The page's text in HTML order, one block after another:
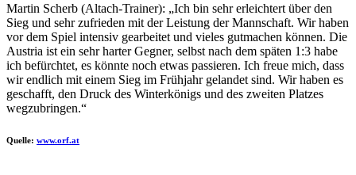
Martin Scherb (Altach-Trainer): „Ich bin sehr erleichtert über den
Sieg und sehr zufrieden mit der Leistung der Mannschaft. Wir haben
vor dem Spiel intensiv gearbeitet und vieles gutmachen können. Die
Austria ist ein sehr harter Gegner, selbst nach dem späten 1:3 habe
ich befürchtet, es könnte noch etwas passieren. Ich freue mich, dass
wir endlich mit einem Sieg im Frühjahr gelandet sind. Wir haben es
geschafft, den Druck des Winterkönigs und des zweiten Platzes
wegzubringen.“
Quelle: www.orf.at